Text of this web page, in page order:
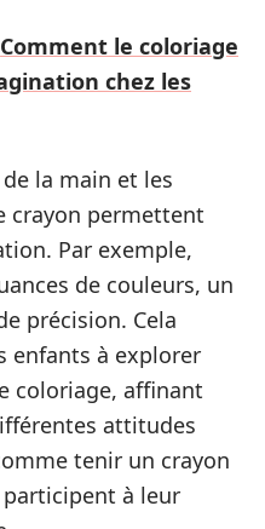
Comment le coloriage
chez les
la main et les
crayon permettent
Par exemple,
de couleurs, un
précision. Cela
enfants à explorer
coloriage, affinant
attitudes
tenir un crayon
à leur